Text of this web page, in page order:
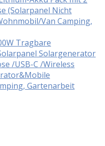
(Solarpanel Nicht
Van Camping,
Tragbare
Solargenerator
/USB-C /Wireless
Gartenarbeit